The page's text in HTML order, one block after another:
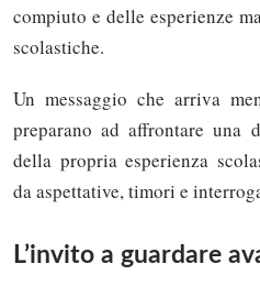
compiuto e delle esperienze
scolastiche.
Un messaggio che arriva
preparano ad affrontare una
della propria esperienza
da aspettative, timori e
L’invito a guardare